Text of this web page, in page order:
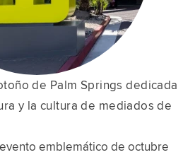
de Palm Springs dedicada
y la cultura de mediados de
emblemático de octubre